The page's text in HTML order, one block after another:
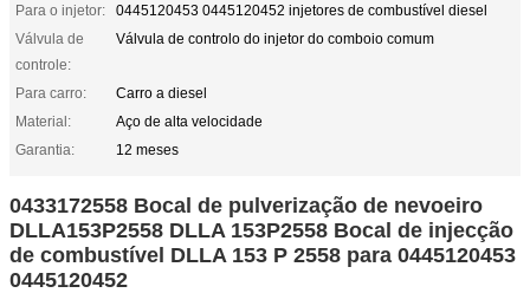
Para o injetor:
0445120453 0445120452 injetores de combustível diesel
Válvula de
controle:
Válvula de controlo do injetor do comboio comum
Para carro:
Carro a diesel
Material:
Aço de alta velocidade
Garantia:
12 meses
0433172558 Bocal de pulverização de nevoeiro
DLLA153P2558 DLLA 153P2558 Bocal de injecção
de combustível DLLA 153 P 2558 para 0445120453
0445120452